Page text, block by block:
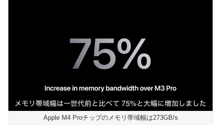
Apple M4 Proチップのメモリ帯域幅は273GB/s